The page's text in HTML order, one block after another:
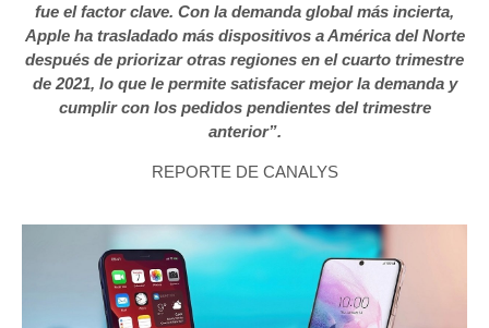
fue el factor clave. Con la demanda global más incierta,
Apple ha trasladado más dispositivos a América del Norte
después de priorizar otras regiones en el cuarto trimestre
de 2021, lo que le permite satisfacer mejor la demanda y
cumplir con los pedidos pendientes del trimestre
anterior”.
REPORTE DE CANALYS